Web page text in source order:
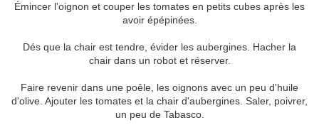
Émincer l'oignon et couper les tomates en petits cubes après les
avoir épépinées.
Dés que la chair est tendre, évider les aubergines. Hacher la
chair dans un robot et réserver.
Faire revenir dans une poêle, les oignons avec un peu d'huile
d'olive. Ajouter les tomates et la chair d'aubergines. Saler, poivrer,
un peu de Tabasco.